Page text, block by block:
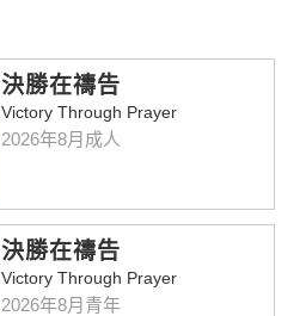
決勝在禱告
Victory Through Prayer
2026年8月成人
決勝在禱告
Victory Through Prayer
2026年8月青年